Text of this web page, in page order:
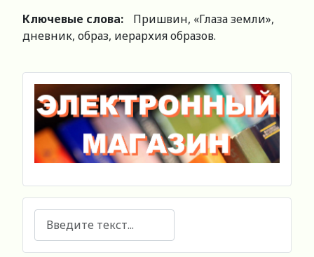
Ключевые слова:
Пришвин, «Глаза земли»,
дневник, образ, иерархия образов.
Поиск